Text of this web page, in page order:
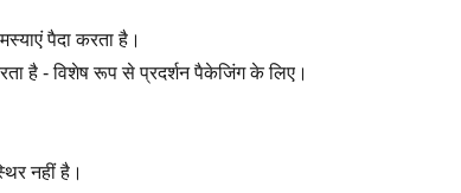
पैदा करता है।
है - विशेष रूप से प्रदर्शन पैकेजिंग के लिए।
नहीं है।